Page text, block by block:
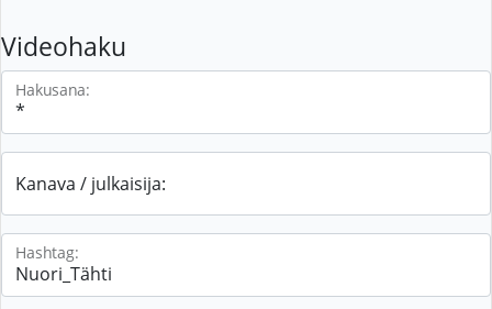
Videohaku
Hakusana:
Kanava / julkaisija:
Hashtag: